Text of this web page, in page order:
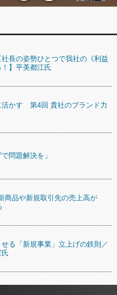
長の姿勢ひとつで我社の《利益
】平美都江氏
活かす 第4回 貴社のブランド力
問題解決を」
商品や新規取引先の売上高が
る「新規事業」立上げの鉄則／